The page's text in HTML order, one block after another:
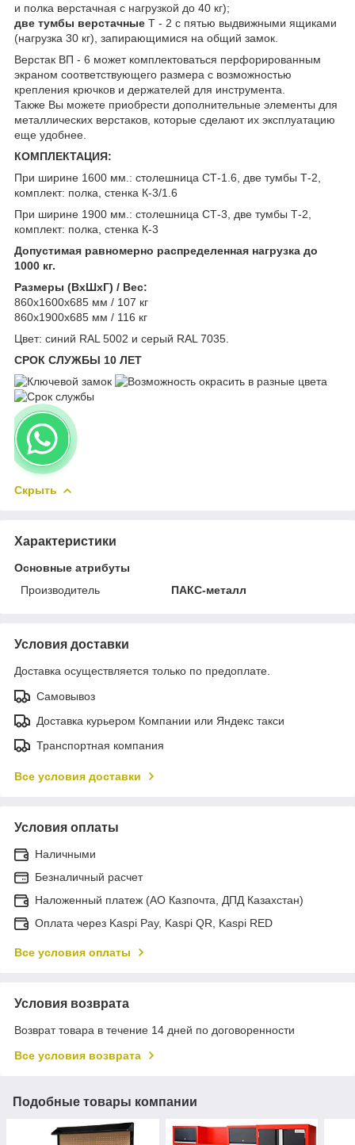
и полка верстачная с нагрузкой до 40 кг);
две тумбы верстачные Т - 2 с пятью выдвижными ящиками
(нагрузка 30 кг), запирающимися на общий замок.
Верстак ВП - 6 может комплектоваться перфорированным
экраном соответствующего размера с возможностью
крепления крючков и держателей для инструмента.
Также Вы можете приобрести дополнительные элементы для
металлических верстаков, которые сделают их эксплуатацию
еще удобнее.
КОМПЛЕКТАЦИЯ:
При ширине 1600 мм.: столешница СТ-1.6, две тумбы Т-2,
комплект: полка, стенка К-3/1.6
При ширине 1900 мм.: столешница СТ-3, две тумбы Т-2,
комплект: полка, стенка К-3
Допустимая равномерно распределенная нагрузка до
1000 кг.
Размеры (ВхШхГ) / Вес:
860x1600x685 мм / 107 кг
860x1900x685 мм / 116 кг
Цвет: синий RAL 5002 и серый RAL 7035.
СРОК СЛУЖБЫ 10 ЛЕТ
Скрыть
Характеристики
Основные атрибуты
Производитель
ПАКС-металл
Условия доставки
Доставка осуществляется только по предоплате.
Самовывоз
Доставка курьером Компании или Яндекс такси
Транспортная компания
Все условия доставки
Условия оплаты
Наличными
Безналичный расчет
Наложенный платеж (АО Казпочта, ДПД Казахстан)
Оплата через Kaspi Pay, Kaspi QR, Kaspi RED
Все условия оплаты
Условия возврата
Возврат товара в течение 14 дней по договоренности
Все условия возврата
Подобные товары компании